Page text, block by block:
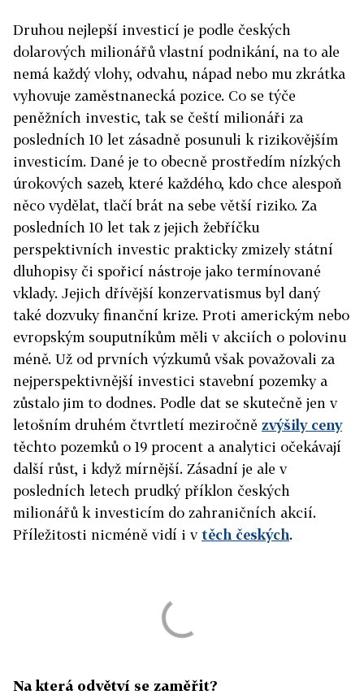
Druhou nejlepší investicí je podle českých
dolarových milionářů vlastní podnikání, na to ale
nemá každý vlohy, odvahu, nápad nebo mu zkrátka
vyhovuje zaměstnanecká pozice. Co se týče
peněžních investic, tak se čeští milionáři za
posledních 10 let zásadně posunuli k rizikovějším
investicím. Dané je to obecně prostředím nízkých
úrokových sazeb, které každého, kdo chce alespoň
něco vydělat, tlačí brát na sebe větší riziko. Za
posledních 10 let tak z jejich žebříčku
perspektivních investic prakticky zmizely státní
dluhopisy či spořicí nástroje jako termínované
vklady. Jejich dřívější konzervatismus byl daný
také dozvuky finanční krize. Proti americkým nebo
evropským souputníkům měli v akciích o polovinu
méně. Už od prvních výzkumů však považovali za
nejperspektivnější investici stavební pozemky a
zůstalo jim to dodnes. Podle dat se skutečně jen v
letošním druhém čtvrtletí meziročně zvýšily ceny
těchto pozemků o 19 procent a analytici očekávají
další růst, i když mírnější. Zásadní je ale v
posledních letech prudký příklon českých
milionářů k investicím do zahraničních akcií.
Příležitosti nicméně vidí i vtěch českých.
Na která odvětví se zaměřit?